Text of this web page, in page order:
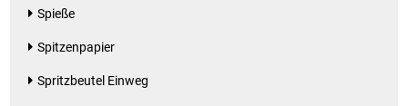
Spieße
Spitzenpapier
Spritzbeutel Einweg